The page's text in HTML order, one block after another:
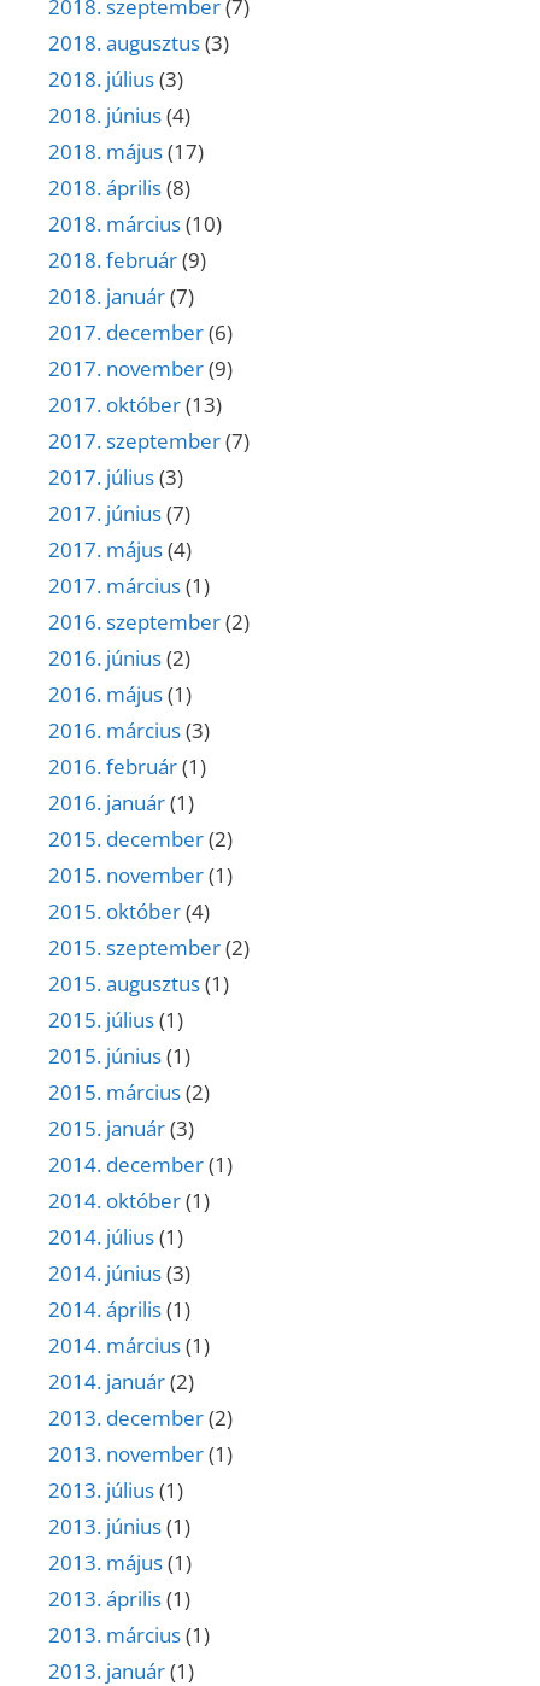
2018. szeptember(7)
2018. augusztus(3)
2018. július(3)
2018. június(4)
2018. május(17)
2018. április(8)
2018. március(10)
2018. február(9)
2018. január(7)
2017. december(6)
2017. november(9)
2017. október(13)
2017. szeptember(7)
2017. július(3)
2017. június(7)
2017. május(4)
2017. március(1)
2016. szeptember(2)
2016. június(2)
2016. május(1)
2016. március(3)
2016. február(1)
2016. január(1)
2015. december(2)
2015. november(1)
2015. október(4)
2015. szeptember(2)
2015. augusztus(1)
2015. július(1)
2015. június(1)
2015. március(2)
2015. január(3)
2014. december(1)
2014. október(1)
2014. július(1)
2014. június(3)
2014. április(1)
2014. március(1)
2014. január(2)
2013. december(2)
2013. november(1)
2013. július(1)
2013. június(1)
2013. május(1)
2013. április(1)
2013. március(1)
2013. január(1)